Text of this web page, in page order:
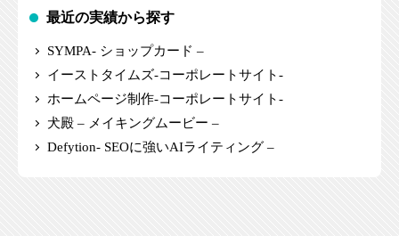
最近の実績から探す
SYMPA- ショップカード –
イーストタイムズ-コーポレートサイト-
ホームページ制作-コーポレートサイト-
犬殿 – メイキングムービー –
Defytion- SEOに強いAIライティング –